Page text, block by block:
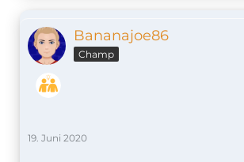
Bananajoe86
Champ
19. Juni 2020